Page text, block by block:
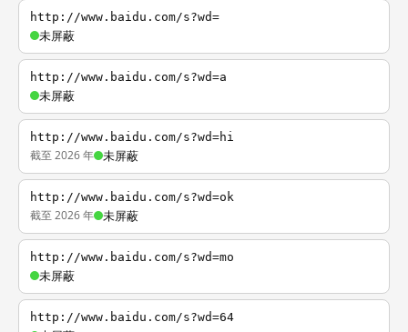
http://www.baidu.com/s?wd=
未屏蔽
http://www.baidu.com/s?wd=a
未屏蔽
http://www.baidu.com/s?wd=hi
截至 2026 年 未屏蔽
http://www.baidu.com/s?wd=ok
截至 2026 年 未屏蔽
http://www.baidu.com/s?wd=mo
未屏蔽
http://www.baidu.com/s?wd=64